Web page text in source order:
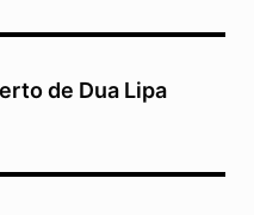
de Dua Lipa